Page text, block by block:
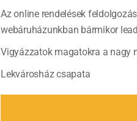
Forrósítsuk fel
kötött
és kimagozott
Az online rendelések
webáruházunkban bármikor
Vigyázzatok magatokra a nagy
Lekvárosház csapata